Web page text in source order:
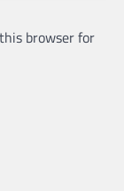
browser for